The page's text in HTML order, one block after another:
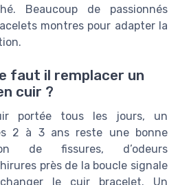
Beaucoup de passionnés
montres pour adapter la
faut il remplacer un
cuir ?
portée tous les jours, un
2 à 3 ans reste une bonne
de fissures, d’odeurs
près de la boucle signale
le cuir bracelet. Un